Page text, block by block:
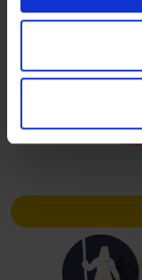
annons- och
Dessa kan i sin
samlat in när du